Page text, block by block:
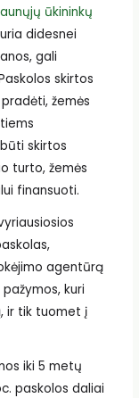
ūkininkų
didesnei
gali
skirtos
žemės
skirtos
turto, žemės
finansuoti.
agentūrą
kuri
ir tik tuomet į
iki 5 metų
paskolos daliai